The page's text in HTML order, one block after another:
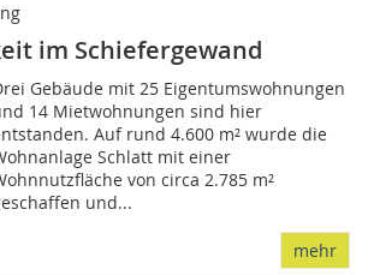
im Schiefergewand
Gebäude mit 25 Eigentumswohnungen
14 Mietwohnungen sind hier
Auf rund 4.600 m² wurde die
Schlatt mit einer
von circa 2.785 m²
und...
mehr